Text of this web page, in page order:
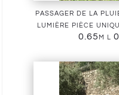
passager de la
lumière pièce
0.65m l